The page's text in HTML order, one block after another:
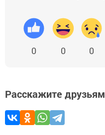
0 0 0
Расскажите друзьям